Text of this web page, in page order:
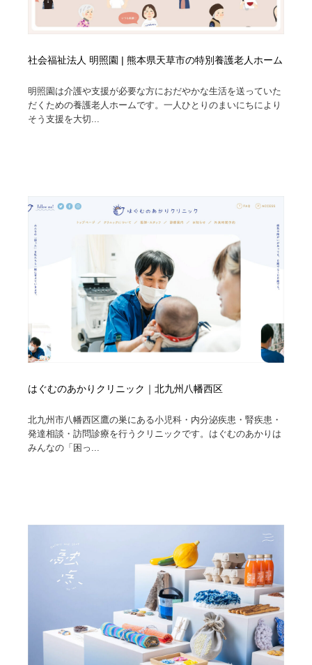
社会福祉法人 明照園 | 熊本県天草市の特別養護老人ホーム
明照園は介護や支援が必要な方におだやかな生活を送っていた
だくための養護老人ホームです。一人ひとりのまいにちにより
そう支援を大切...
はぐむのあかりクリニック｜北九州八幡西区
北九州市八幡西区鷹の巣にある小児科・内分泌疾患・腎疾患・
発達相談・訪問診療を行うクリニックです。はぐむのあかりは
みんなの「困っ...